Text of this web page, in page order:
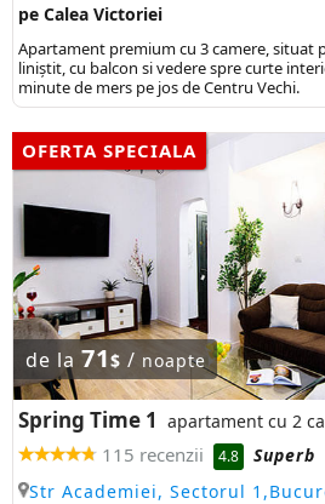
pe Calea Victoriei
Apartament premium cu 3 camere, situat
liniștit, cu balcon si vedere spre curte
minute de mers pe jos de Centru Vechi.
OFERTA SPECIALA
de la 71$ / noapte
Spring Time 1 apartament cu 2
115 recenzii 4.8
Superb
Str Academiei, Sectorul